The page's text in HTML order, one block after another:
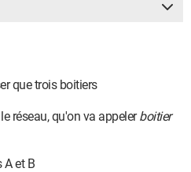
qu'il s'agit d'un pc que j'ai
qui m'ait échappée ?
via le centre réseau et partage,
et de le redémarrer après
et quand je continue la
il m'affiche directement
pas de configuration IP
que trois boitiers
réseau, qu'on va appelerboitier
A et B